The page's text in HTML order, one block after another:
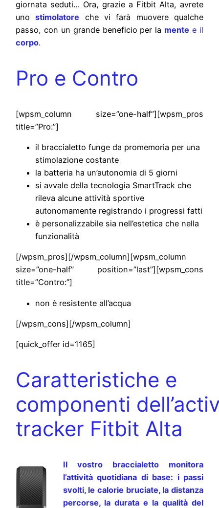
giornata seduti… Ora, grazie a Fitbit Alta, avrete
uno
stimolatore che vi farà muovere qualche
passo, con un grande beneficio per la mente e il
corpo.
Pro e Contro
[wpsm_column size=”one-half”][wpsm_pros
title=”Pro:”]
il braccialetto funge da promemoria per una
stimolazione costante
la batteria ha un’autonomia di 5 giorni
si avvale della tecnologia SmartTrack che
rileva alcune attività sportive
autonomamente registrando i progressi fatti
è personalizzabile sia nell’estetica che nella
funzionalità
[/wpsm_pros][/wpsm_column][wpsm_column
size=”one-half” position=”last”][wpsm_cons
title=”Contro:”]
non è resistente all’acqua
[/wpsm_cons][/wpsm_column]
[quick_offer id=1165]
Caratteristiche e
componenti
tracker Fitbit Alta
Il vostro braccialetto monitora
l’attività quotidiana di base: i passi
svolti, le calorie bruciate, la distanza
percorse, la durata e la qualità del